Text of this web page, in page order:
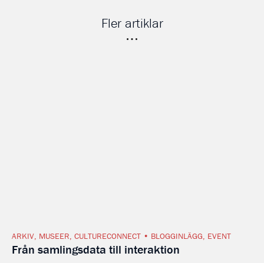
Fler artiklar
ARKIV, MUSEER, CULTURECONNECT BLOGGINLÄGG, EVENT
Från samlingsdata till interaktion